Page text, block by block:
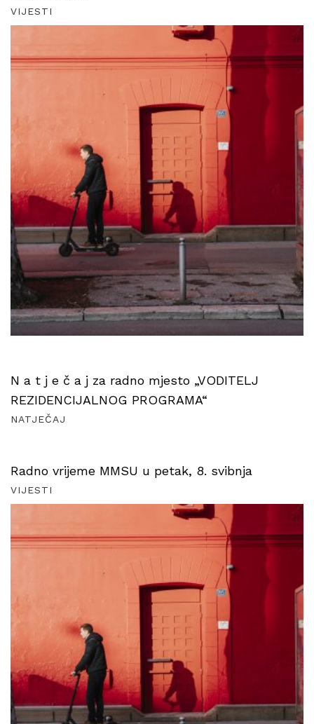
VIJESTI
N a t j e č a j za radno mjesto „VODITELJ
REZIDENCIJALNOG PROGRAMA“
NATJEČAJ
Radno vrijeme MMSU u petak, 8. svibnja
VIJESTI